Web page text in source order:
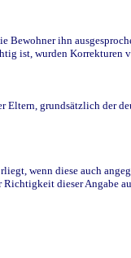
ihn
ist, wurden Korrekturen
grundsätzlich der
wenn diese auch
dieser Angabe